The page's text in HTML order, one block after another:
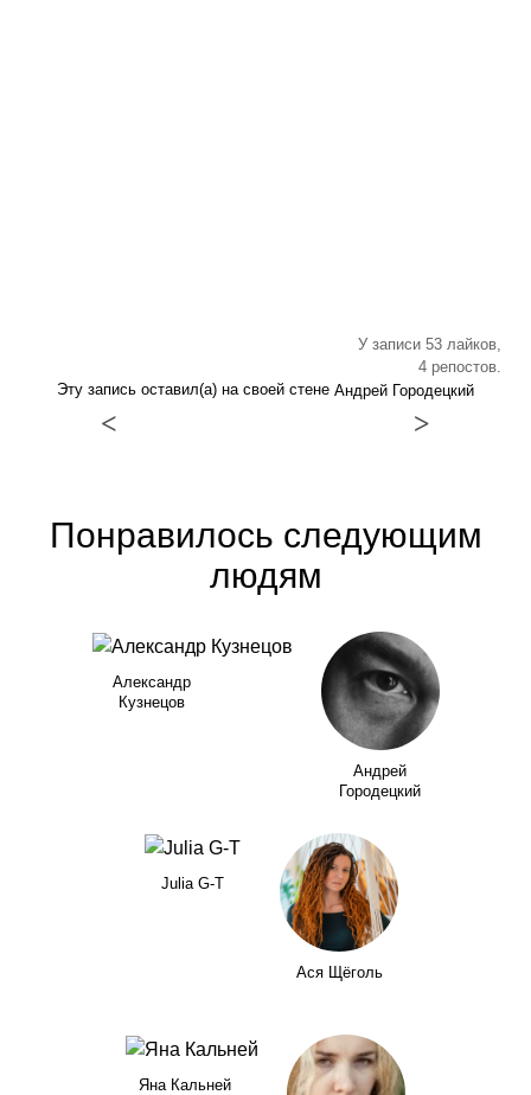
У записи 53 лайков,
4 репостов.
Эту запись оставил(а) на своей стене Андрей Городецкий
< >
Понравилось следующим
людям
Александр
Кузнецов
Андрей
Городецкий
Julia G-T
Ася Щёголь
Яна Кальней